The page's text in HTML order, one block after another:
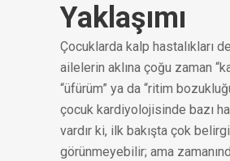
Yaklaşımı
Çocuklarda kalp hastalıkları
ailelerin aklına çoğu zaman
“üfürüm” ya da “ritim
çocuk kardiyolojisinde bazı
vardır ki, ilk bakışta çok
görünmeyebilir; ama